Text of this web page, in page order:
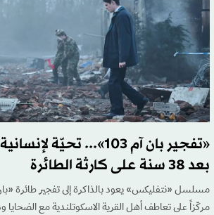
«تفجير بان آم 103»... تحيّة
بعد 38 سنة على كارثة الطائرة
مركّزاً على تعاطف أهل القرية الاسكوتلندية مع الضحايا